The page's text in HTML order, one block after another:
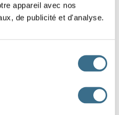
appareil avec nos
de publicité et d'analyse.